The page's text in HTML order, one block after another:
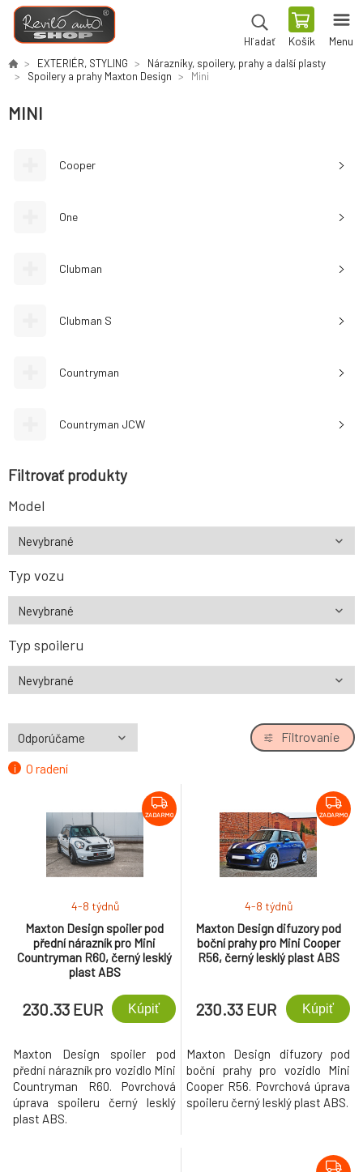
Hľadať Košík Menu
EXTERIÉR, STYLING
Nárazníky, spoilery, prahy a další plasty
Spoilery a prahy Maxton Design
Mini
MINI
Cooper
One
Clubman
Clubman S
Countryman
Countryman JCW
Filtrovať produkty
Model
Typ vozu
Typ spoileru
O radení
Filtrovanie
ZADARMO
Maxton Design spoiler pod
přední nárazník pro Mini
Countryman R60, černý lesklý
plast ABS
4-8 týdnů
230.33 EUR Kúpiť
Maxton Design spoiler pod
přední nárazník pro vozidlo Mini
Countryman R60. Povrchová
úprava spoileru černý lesklý
plast ABS.
ZADARMO
Maxton Design difuzory pod
boční prahy pro Mini Cooper
R56, černý lesklý plast ABS
4-8 týdnů
230.33 EUR Kúpiť
Maxton Design difuzory pod
boční prahy pro vozidlo Mini
Cooper R56. Povrchová úprava
spoileru černý lesklý plast ABS.